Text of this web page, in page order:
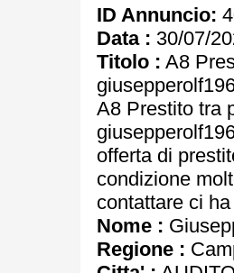
ID Annuncio:
Data : 30/07/
Titolo : A8
A8 Prestito tra
offerta di
condizione
contattare ci
Nome :
Regione :